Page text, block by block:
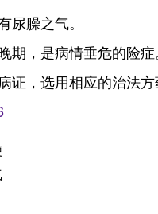
尿臊之气。
期，是病情垂危的险
证，选用相应的治法